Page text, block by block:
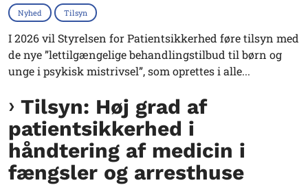
Nyhed Tilsyn
I 2026 vil Styrelsen for Patientsikkerhed føre tilsyn med
de nye ”lettilgængelige behandlingstilbud til børn og
unge i psykisk mistrivsel”, som oprettes i alle...
Tilsyn: Høj grad af
patientsikkerhed i
håndtering af medicin i
fængsler og arresthuse